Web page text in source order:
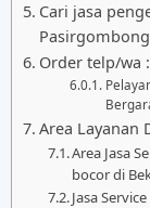
Cari jasa
Order telp/wa
Area Layanan
Area Jasa
bocor di
Jasa